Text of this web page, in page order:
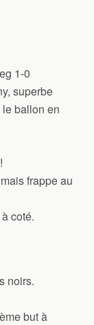
1-0
superbe
ballon en
frappe au
coté.
noirs.
but à